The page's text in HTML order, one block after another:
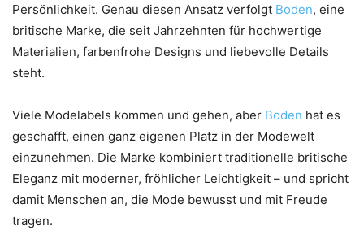
Persönlichkeit. Genau diesen Ansatz verfolgt Boden, eine
britische Marke, die seit Jahrzehnten für hochwertige
Materialien, farbenfrohe Designs und liebevolle Details
steht.
Viele Modelabels kommen und gehen, aber Boden hat es
geschafft, einen ganz eigenen Platz in der Modewelt
einzunehmen. Die Marke kombiniert traditionelle britische
Eleganz mit moderner, fröhlicher Leichtigkeit – und spricht
damit Menschen an, die Mode bewusst und mit Freude
tragen.